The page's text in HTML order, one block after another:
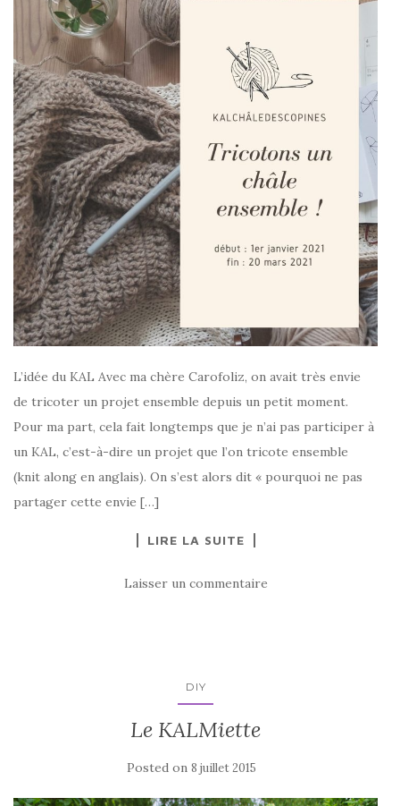
L’idée du KAL Avec ma chère Carofoliz, on avait très envie
de tricoter un projet ensemble depuis un petit moment.
Pour ma part, cela fait longtemps que je n’ai pas participer à
un KAL, c’est-à-dire un projet que l’on tricote ensemble
(knit along en anglais). On s’est alors dit « pourquoi ne pas
partager cette envie […]
LIRE LA SUITE
Laisser un commentaire
DIY
Le KALMiette
Posted on 8 juillet 2015